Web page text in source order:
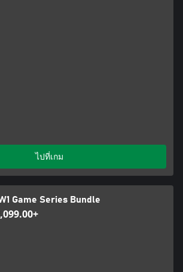
ไปที่เกม
Game Series Bundle